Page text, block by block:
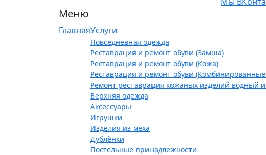
Меню
ГлавнаяУслуги
Повседневная одежда
Реставрация и ремонт обуви (Замша)
Реставрация и ремонт обуви (Кожа)
Реставрация и ремонт обуви
Ремонт реставрация кожаных изделий водный
Верхняя одежда
Аксессуары
Игрушки
Изделия из меха
Дублёнки
Постельные принадлежности